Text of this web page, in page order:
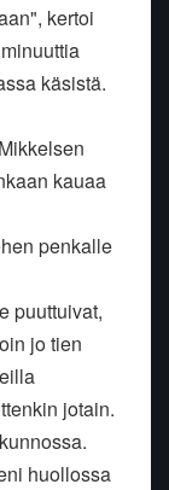
kertoi
käsistä.
kauaa
penkalle
puuttuivat,
jo tien
jotain.
huollossa